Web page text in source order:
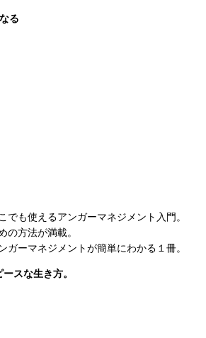
る
でも使えるアンガーマネジメント入門。
の方法が満載。
ガーマネジメントが簡単にわかる１冊。
スな生き方。